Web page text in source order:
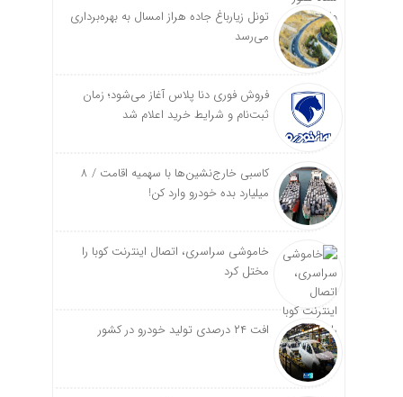
تونل زیارباغ جاده هراز امسال به بهره‌برداری
می‌رسد
فروش فوری دنا پلاس آغاز می‌شود؛ زمان
ثبت‌نام و شرایط خرید اعلام شد
کاسبی خارج‌نشین‌ها با سهمیه اقامت / ۸
میلیارد بده خودرو وارد کن!
خاموشی سراسری، اتصال اینترنت کوبا را
مختل کرد
افت ۲۴ درصدی تولید خودرو در کشور